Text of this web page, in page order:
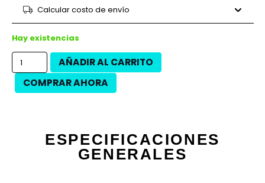
12 cuotas $342.200
9 cuotasCalcular costo de envío
Hay existencias
AÑADIR AL CARRITO
COMPRAR AHORA
ESPECIFICACIONES
GENERALES